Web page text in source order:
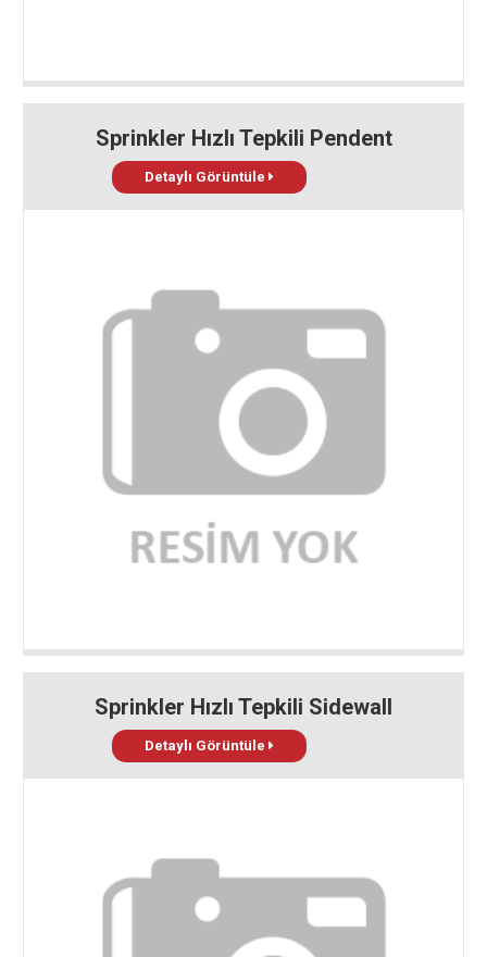
Sprinkler Hızlı Tepkili Pendent
Detaylı Görüntüle
Sprinkler Hızlı Tepkili Sidewall
Detaylı Görüntüle